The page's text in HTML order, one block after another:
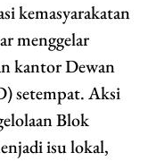
kemasyarakatan
menggelar
kantor Dewan
setempat. Aksi
Blok
isu lokal,